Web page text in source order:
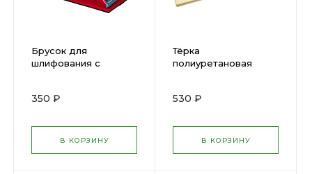
Брусок для
шлифования с
350 ₽
В КОРЗИНУ
Тёрка
полиуретановая
100
530 ₽
В КОРЗИНУ